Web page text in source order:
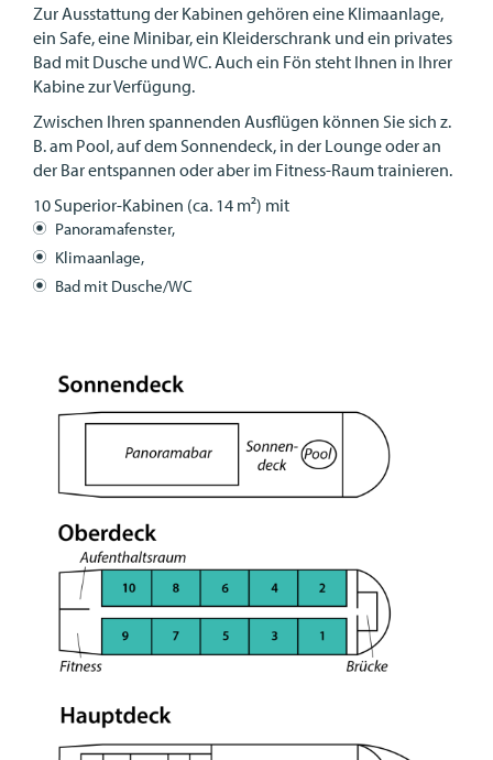
Zur Ausstattung der Kabinen gehören eine Klimaanlage,
ein Safe, eine Minibar, ein Kleiderschrank und ein privates
Bad mit Dusche und WC. Auch ein Fön steht Ihnen in Ihrer
Kabine zur Verfügung.
Zwischen Ihren spannenden Ausflügen können Sie sich z.
B. am Pool, auf dem Sonnendeck, in der Lounge oder an
der Bar entspannen oder aber im Fitness-Raum trainieren.
10 Superior-Kabinen (ca. 14 m²) mit
Panoramafenster,
Klimaanlage,
Bad mit Dusche/WC